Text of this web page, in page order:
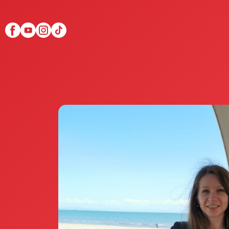
Le testimonianze Club
La fondatrice Valeria